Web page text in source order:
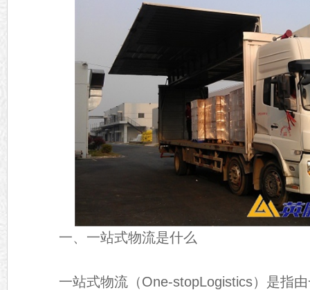
一、一站式物流是什么
一站式物流（One-stopLogistics）是指由